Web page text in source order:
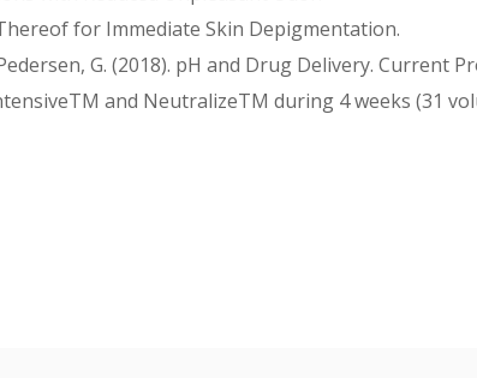
for Immediate Skin Depigmentation.
G. (2018). pH and Drug Delivery. Current
and NeutralizeTM during 4 weeks (31